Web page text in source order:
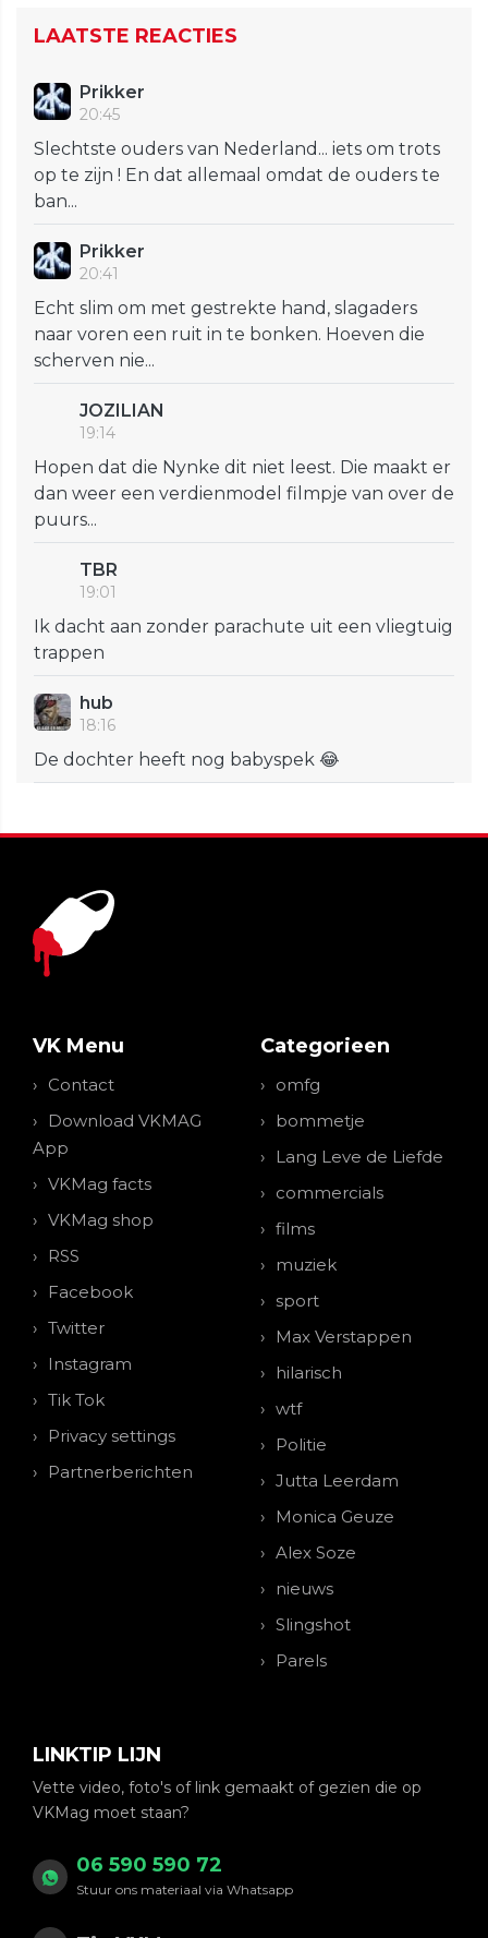
LAATSTE REACTIES
Prikker
20:45
Slechtste ouders van Nederland... iets om trots
op te zijn ! En dat allemaal omdat de ouders te
ban...
Prikker
20:41
Echt slim om met gestrekte hand, slagaders
naar voren een ruit in te bonken. Hoeven die
scherven nie...
JOZILIAN
19:14
Hopen dat die Nynke dit niet leest. Die maakt er
dan weer een verdienmodel filmpje van over de
puurs...
TBR
19:01
Ik dacht aan zonder parachute uit een vliegtuig
trappen
hub
18:16
De dochter heeft nog babyspek 😂
VK Menu
Contact
Download VKMAG
App
VKMag facts
VKMag shop
RSS
Facebook
Twitter
Instagram
Tik Tok
Privacy settings
Partnerberichten
Categorieen
omfg
bommetje
Lang Leve de Liefde
commercials
films
muziek
sport
Max Verstappen
hilarisch
wtf
Politie
Jutta Leerdam
Monica Geuze
Alex Soze
nieuws
Slingshot
Parels
LINKTIP LIJN
Vette video, foto's of link gemaakt of gezien die op
VKMag moet staan?
06 590 590 72
Stuur ons materiaal via Whatsapp